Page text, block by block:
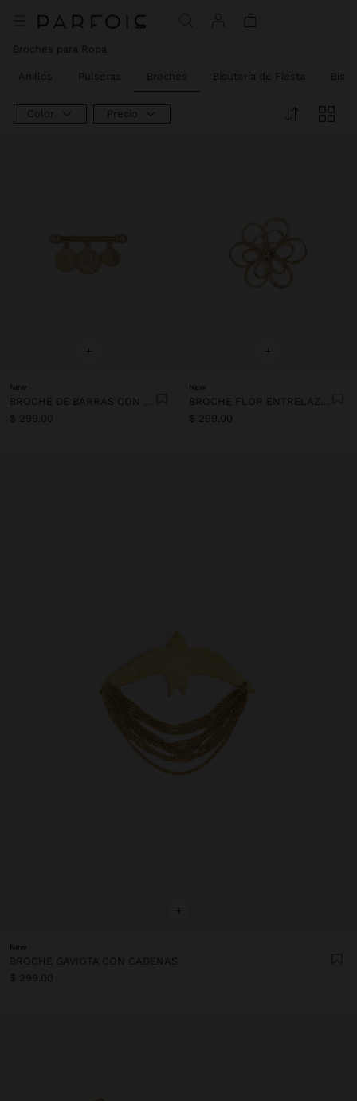
Broches para Ropa​
Anillos Pulseras Broches Bisutería de Fiesta
Color Precio
+
New
BROCHE DE BARRAS CON MEDALLAS
$ 299.00
+
New
BROCHE FLOR ENTRELAZADA
$ 299.00
+
New
BROCHE GAVIOTA CON CADENAS
$ 299.00